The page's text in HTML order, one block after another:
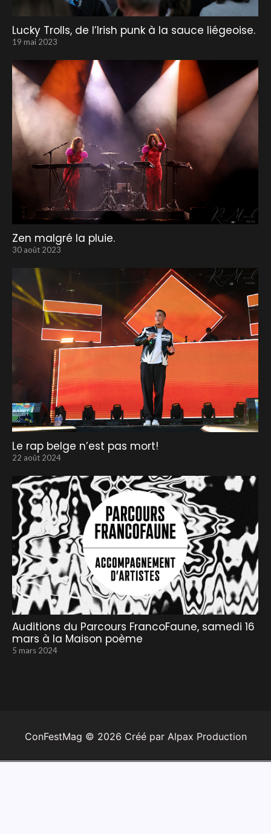
Lucky Trolls, de l’Irish punk à la sauce liégeoise.
19 mai 2023
Zen malgré la pluie.
30 août 2023
Le rap belge n’est pas mort!
22 août 2024
Auditions du Parcours FrancoFaune, samedi 16
mars à la Maison poème
5 mars 2024
ConFestMag © 2026 Créé par Alpax Production